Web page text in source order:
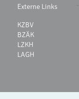
Externe Links
KZBV
BZÄK
LZKH
LAGH